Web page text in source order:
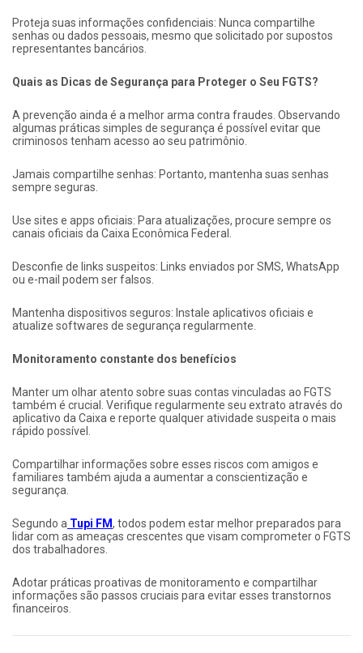
Proteja suas informações confidenciais: Nunca compartilhe
senhas ou dados pessoais, mesmo que solicitado por supostos
representantes bancários.
Quais as Dicas de Segurança para Proteger o Seu FGTS?
A prevenção ainda é a melhor arma contra fraudes. Observando
algumas práticas simples de segurança é possível evitar que
criminosos tenham acesso ao seu patrimônio.
Jamais compartilhe senhas: Portanto, mantenha suas senhas
sempre seguras.
Use sites e apps oficiais: Para atualizações, procure sempre os
canais oficiais da Caixa Econômica Federal.
Desconfie de links suspeitos: Links enviados por SMS, WhatsApp
ou e-mail podem ser falsos.
Mantenha dispositivos seguros: Instale aplicativos oficiais e
atualize softwares de segurança regularmente.
Monitoramento constante dos benefícios
Manter um olhar atento sobre suas contas vinculadas ao FGTS
também é crucial. Verifique regularmente seu extrato através do
aplicativo da Caixa e reporte qualquer atividade suspeita o mais
rápido possível.
Compartilhar informações sobre esses riscos com amigos e
familiares também ajuda a aumentar a conscientização e
segurança.
Segundo a Tupi FM, todos podem estar melhor preparados para
lidar com as ameaças crescentes que visam comprometer o FGTS
dos trabalhadores.
Adotar práticas proativas de monitoramento e compartilhar
informações são passos cruciais para evitar esses transtornos
financeiros.